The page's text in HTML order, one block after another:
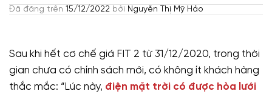
Đã đăng trên 15/12/2022 bởi Nguyễn Thị Mỹ Hảo
Sau khi hết cơ chế giá FIT 2 từ 31/12/2020, trong thời
gian chưa có chính sách mới, có không ít khách hàng
thắc mắc: “Lúc này, điện mặt trời có được hòa lưới